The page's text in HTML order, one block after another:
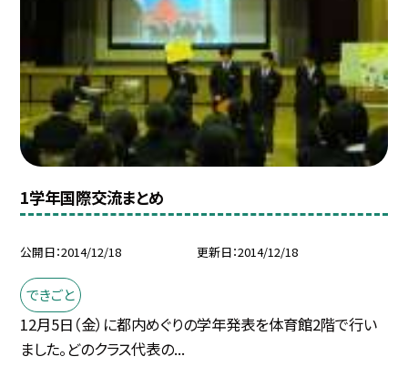
1学年国際交流まとめ
公開日 2014/12/18 更新日 2014/12/18
できごと
12月5日（金）に都内めぐりの学年発表を体育館2階で行い
ました。どのクラス代表の...